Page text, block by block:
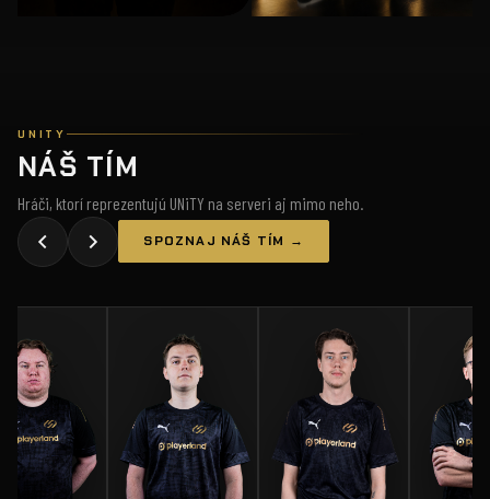
UNITY
NÁŠ TÍM
Hráči, ktorí reprezentujú UNiTY na serveri aj mimo neho.
SPOZNAJ NÁŠ TÍM →